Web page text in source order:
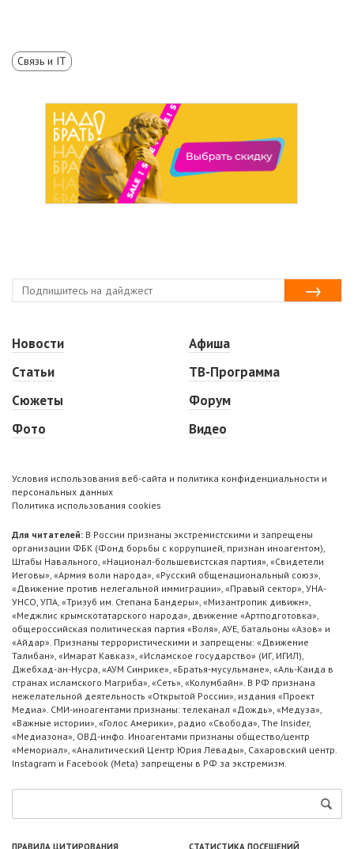
Связь и IT
Новости
Статьи
Сюжеты
Фото
Афиша
ТВ-Программа
Форум
Видео
Условия использования веб-сайта и политика конфиденциальности и
персональных данных
Политика использования cookies
Для читателей: В России признаны экстремистскими и запрещены
организации ФБК (Фонд борьбы с коррупцией, признан иноагентом),
Штабы Навального, «Национал-большевистская партия», «Свидетели
Иеговы», «Армия воли народа», «Русский общенациональный союз»,
«Движение против нелегальной иммиграции», «Правый сектор», УНА-
УНСО, УПА, «Тризуб им. Степана Бандеры», «Мизантропик дивижн»,
«Меджлис крымскотатарского народа», движение «Артподготовка»,
общероссийская политическая партия «Воля», АУЕ, батальоны «Азов» и
«Айдар». Признаны террористическими и запрещены: «Движение
Талибан», «Имарат Кавказ», «Исламское государство» (ИГ, ИГИЛ),
Джебхад-ан-Нусра, «АУМ Синрике», «Братья-мусульмане», «Аль-Каида в
странах исламского Магриба», «Сеть», «Колумбайн». В РФ признана
нежелательной деятельность «Открытой России», издания «Проект
Медиа». СМИ-иноагентами признаны: телеканал «Дождь», «Медуза»,
«Важные истории», «Голос Америки», радио «Свобода», The Insider,
«Медиазона», ОВД-инфо. Иноагентами признаны общество/центр
«Мемориал», «Аналитический Центр Юрия Левады», Сахаровский центр.
Instagram и Facebook (Metа) запрещены в РФ за экстремизм.
ПРАВИЛА ЦИТИРОВАНИЯ СТАТИСТИКА ПОСЕЩЕНИЙ